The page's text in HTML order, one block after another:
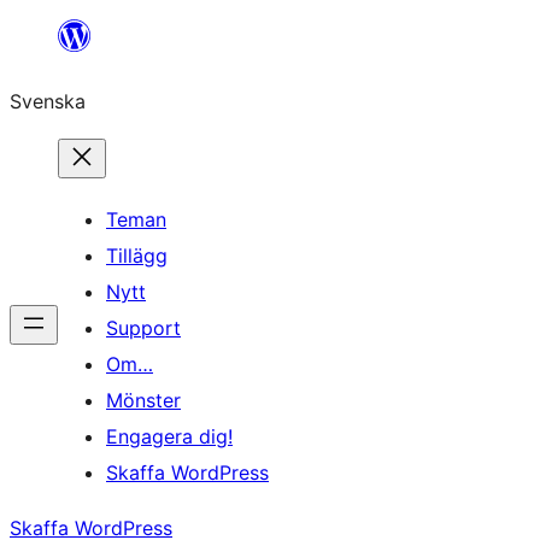
Hoppa
innehåll
Svenska
Teman
Tillägg
Nytt
Support
Om…
Mönster
Engagera dig!
Skaffa WordPress
Skaffa WordPress